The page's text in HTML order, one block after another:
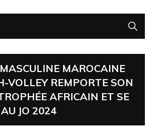
MASCULINE MAROCAINE
VOLLEY REMPORTE SON
AFRICAIN ET SE
JO 2024